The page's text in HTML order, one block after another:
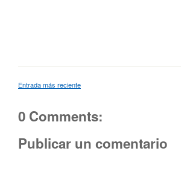
Entrada más reciente
0 Comments:
Publicar un comentario